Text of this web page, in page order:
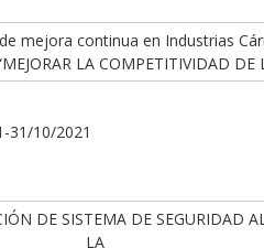
mejora continua en Industrias
LA COMPETITIVIDAD DE
31/10/2021
DE SISTEMA DE SEGURIDAD
LA